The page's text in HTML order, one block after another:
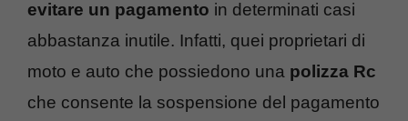
evitare un pagamento in determinati casi
abbastanza inutile. Infatti, quei proprietari di
moto e auto che possiedono una polizza Rc
che consente la sospensione del pagamento